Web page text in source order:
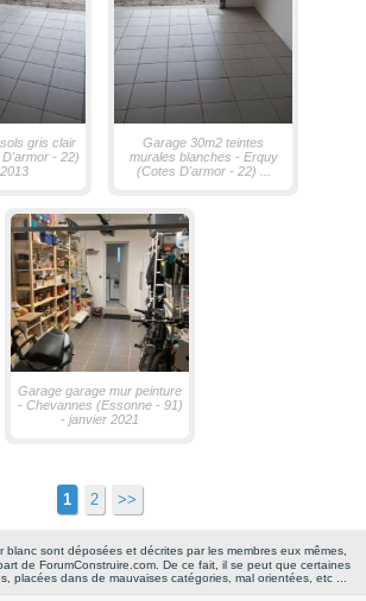
gris clair
- 22)
Garage 30m2 teintes
murales blanches - Erquy
(Cotes D'armor - 22) ...
Garage garage mur peinture
- Chevannes (Essonne - 91)
- janvier 2021
1 2 >>
blanc sont déposées et décrites par les membres eux mêmes,
de ForumConstruire.com. De ce fait, il se peut que certaines
placées dans de mauvaises catégories, mal orientées, etc ...